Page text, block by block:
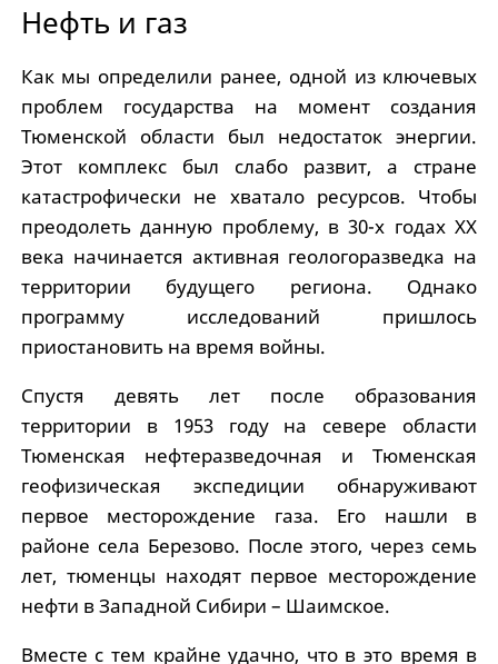
Нефть и газ
Как мы определили ранее, одной из ключевых
проблем государства на момент создания
Тюменской области был недостаток энергии.
Этот комплекс был слабо развит, а стране
катастрофически не хватало ресурсов. Чтобы
преодолеть данную проблему, в 30-х годах XX
века начинается активная геологоразведка на
территории будущего региона. Однако
программу исследований пришлось
приостановить на время войны.
Спустя девять лет после образования
территории в 1953 году на севере области
Тюменская нефтеразведочная и Тюменская
геофизическая экспедиции обнаруживают
первое месторождение газа. Его нашли в
районе села Березово. После этого, через семь
лет, тюменцы находят первое месторождение
нефти в Западной Сибири – Шаимское.
Вместе с тем крайне удачно, что в это время в